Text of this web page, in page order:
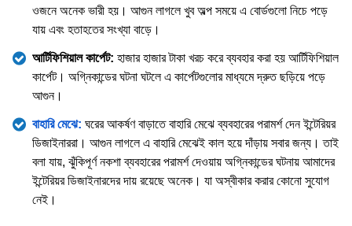
ওজনে অনেক ভারী হয়। আগুন লাগলে খুব অল্প সময়ে এ বোর্ডগুলো নিচে পড়ে
যায় এবং হতাহতের সংখ্যা বাড়ে।
আর্টিফিশিয়াল কার্পেট: হাজার হাজার টাকা খরচ করে ব্যবহার করা হয় আর্টিফিশিয়াল
কার্পেট। অগ্নিকান্ডের ঘটনা ঘটলে এ কার্পেটগুলোর মাধ্যমে দ্রুত ছড়িয়ে পড়ে
আগুন।
বাহারি মেঝে: ঘরের আকর্ষণ বাড়াতে বাহারি মেঝে ব্যবহারের পরামর্শ দেন ইন্টেরিয়র
ডিজাইনাররা। আগুন লাগলে এ বাহারি মেঝেই কাল হয়ে দাঁড়ায় সবার জন্য। তাই
বলা যায়, ঝুঁকিপূর্ণ নকশা ব্যবহারের পরামর্শ দেওয়ায় অগ্নিকান্ডের ঘটনায় আমাদের
ইন্টেরিয়র ডিজাইনারদের দায় রয়েছে অনেক। যা অস্বীকার করার কোনো সুযোগ
নেই।